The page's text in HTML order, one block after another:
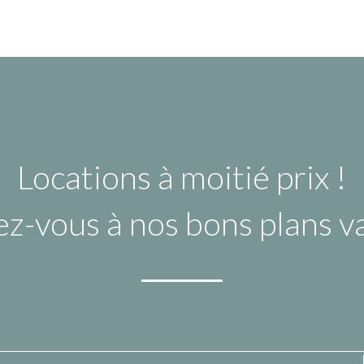
Locations à moitié prix !
vous à nos bons plans